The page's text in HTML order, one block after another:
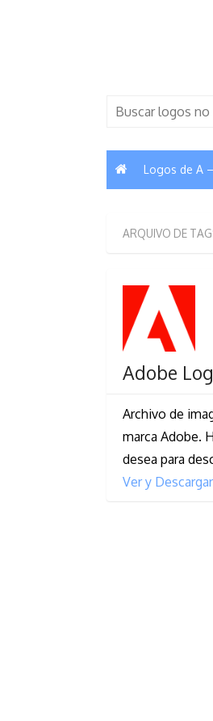
Search
Logos de A
ARQUIVO DE
Adobe
Archivo de
marca Adobe.
desea para
Ver y